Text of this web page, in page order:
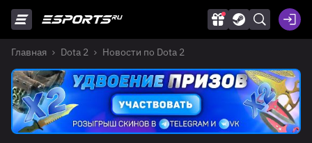
Главная Dota 2 Новости по Dota 2